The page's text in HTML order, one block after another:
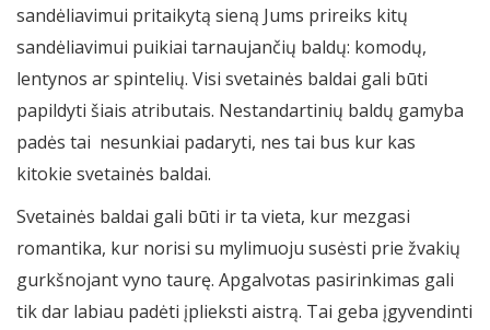
sandėliavimui pritaikytą sieną Jums prireiks kitų
sandėliavimui puikiai tarnaujančių baldų: komodų,
lentynos ar spintelių. Visi svetainės baldai gali būti
papildyti šiais atributais. Nestandartinių baldų gamyba
padės tai nesunkiai padaryti, nes tai bus kur kas
kitokie svetainės baldai.
Svetainės baldai gali būti ir ta vieta, kur mezgasi
romantika, kur norisi su mylimuoju susėsti prie žvakių
gurkšnojant vyno taurę. Apgalvotas pasirinkimas gali
tik dar labiau padėti įplieksti aistrą. Tai geba įgyvendinti